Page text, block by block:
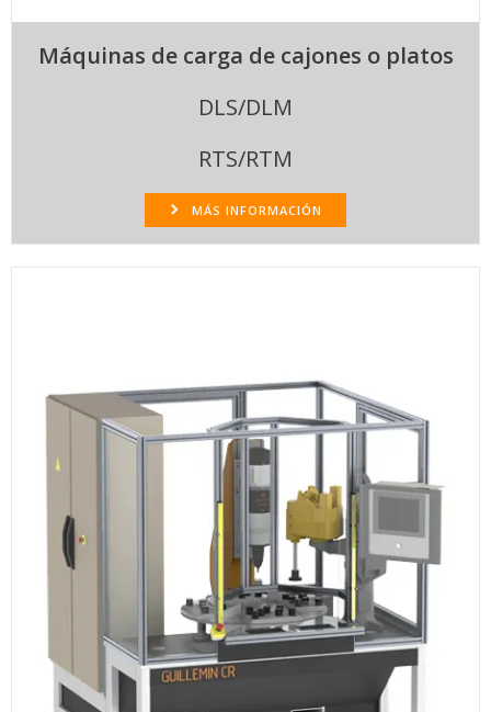
Máquinas de carga de cajones o platos
DLS/DLM
RTS/RTM
MÁS INFORMACIÓN